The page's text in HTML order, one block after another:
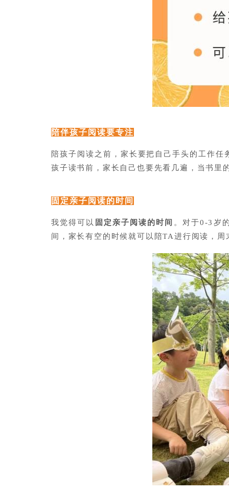
陪伴孩子阅读要专注
陪孩子阅读之前，家长要把自己手头的工作
孩子读书前，家长自己也要先看几遍，当书里
固定亲子阅读的时间
我觉得可以 固定亲子阅读的时间 。对于0-3岁
间，家长有空的时候就可以陪TA进行阅读，